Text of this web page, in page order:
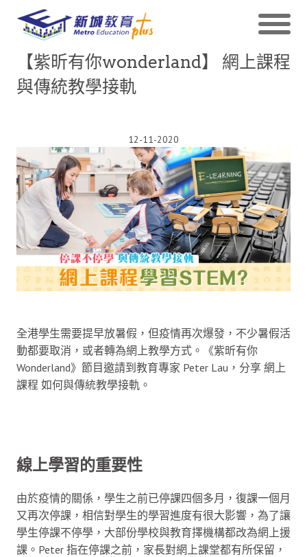
【紫昕有你wonderland】 網上課程
與傳統教學接軌
12-11-2020
全港學生需要提早放暑假，但疫情再次爆發，不少暑假活
動都要取消，或者轉為網上教學方式。《紫昕有你
Wonderland》節目邀請到教育專家 Peter Lau，分享 網上
課程 如何與傳統教學接軌。
線上學習的重要性
由於疫情的關係，學生之前已停課四個多月，復課一個月
又再次停課，相信對學生的學習進度有很大影響，為了讓
學生停課不停學，大部份學校與教育擇機構都改為網上援
課。Peter 指在停課之前，家長對網上課堂都有所保留，